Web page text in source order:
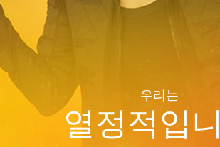
우리는
열정적입